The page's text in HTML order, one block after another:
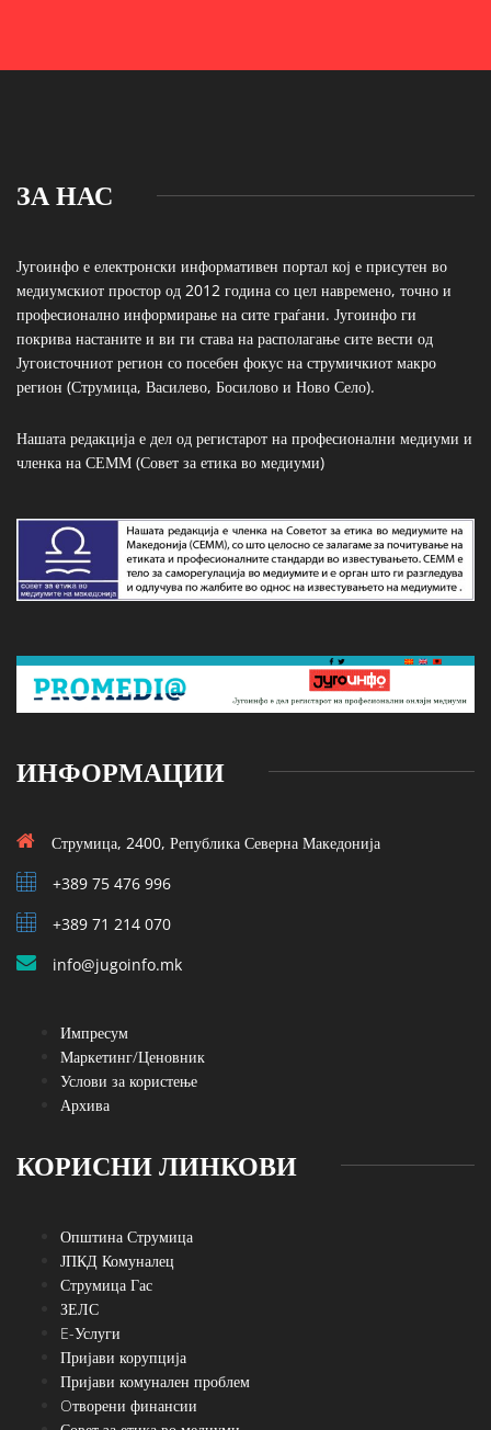
ЗА НАС
Југоинфо е електронски информативен портал кој е присутен во
медиумскиот простор од 2012 година со цел навремено, точно и
професионално информирање на сите граѓани. Југоинфо ги
покрива настаните и ви ги става на располагање сите вести од
Југоисточниот регион со посебен фокус на струмичкиот макро
регион (Струмица, Василево, Босилово и Ново Село).
Нашата редакција е дел од регистарот на професионални медиуми и
членка на СЕММ (Совет за етика во медиуми)
ИНФОРМАЦИИ
Струмица, 2400, Република Северна Македонија
+389 75 476 996
+389 71 214 070
info@jugoinfo.mk
Импресум
Маркетинг/Ценовник
Услови за користење
Архива
КОРИСНИ ЛИНКОВИ
Општина Струмица
ЈПКД Комуналец
Струмица Гас
ЗЕЛС
E-Услуги
Пријави корупција
Пријави комунален проблем
Oтворени финансии